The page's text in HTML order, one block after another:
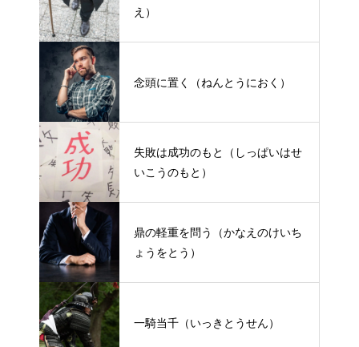
え）
念頭に置く（ねんとうにおく）
失敗は成功のもと（しっぱいはせ
いこうのもと）
鼎の軽重を問う（かなえのけいち
ょうをとう）
一騎当千（いっきとうせん）